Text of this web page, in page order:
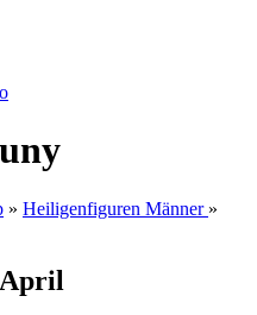
» Heiligenfiguren Männer »
April